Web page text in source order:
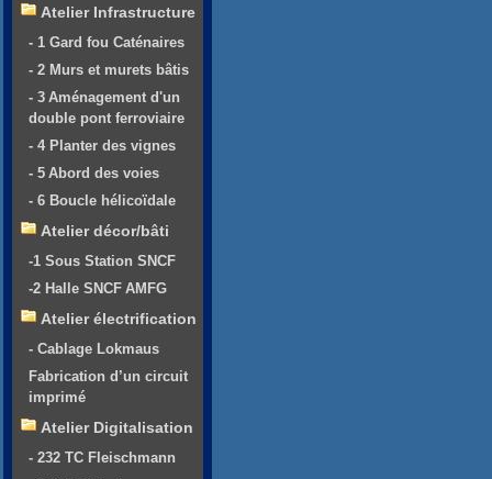
Atelier Infrastructure
- 1 Gard fou Caténaires
- 2 Murs et murets bâtis
- 3 Aménagement d'un
double pont ferroviaire
- 4 Planter des vignes
- 5 Abord des voies
- 6 Boucle hélicoïdale
Atelier décor/bâti
-1 Sous Station SNCF
-2 Halle SNCF AMFG
Atelier électrification
- Cablage Lokmaus
Fabrication d’un circuit
imprimé
Atelier Digitalisation
- 232 TC Fleischmann